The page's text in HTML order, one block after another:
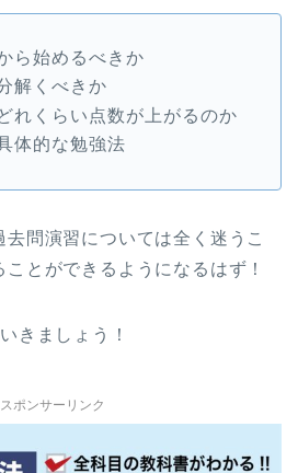
ら始めるべきか
解くべきか
れくらい点数が上がるのか
体的な勉強法
問演習については全く迷うこ
とができるようになるはず！
きましょう！
スポンサーリンク